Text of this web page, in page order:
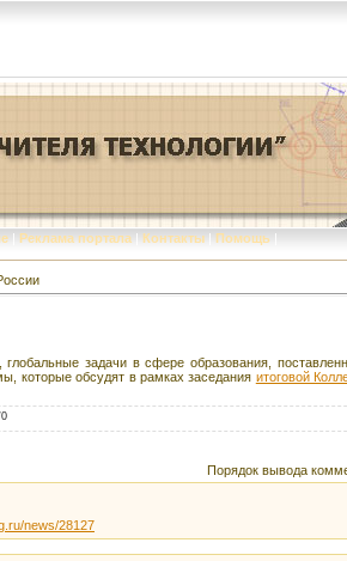
| Реклама портала | Контакты | Помощь |
задачи в сфере образования,
которые обсудят в рамках заседания итоговой
0
Порядок вывода
news/28127